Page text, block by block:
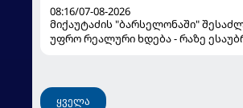
08:16/07-08-2026
მიქაუტაძის "ბარსელონაში"
უფრო რეალური ხდება - რაზე
ყველა